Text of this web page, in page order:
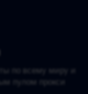
по всему миру и
пулом прокси